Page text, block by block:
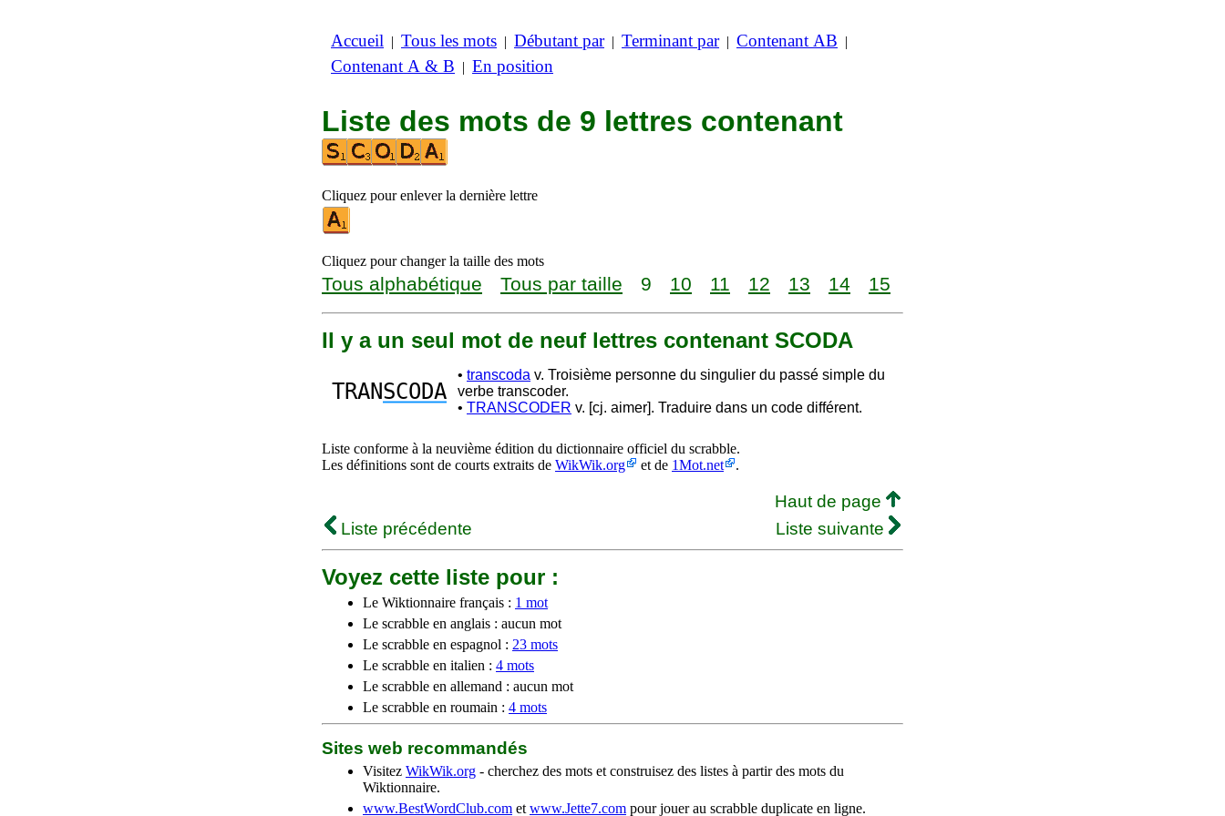
Accueil | Tous les mots | Débutant par| Terminant par| Contenant AB |
Contenant A & B | En position
Liste des mots de 9 lettres contenant
Cliquez pour enlever la dernière lettre
Cliquez pour changer la taille des mots
Tous alphabétique Tous par taille 9 10 11 12 13 14 15
Il y a un seul mot de neuf lettres contenant SCODA
TRANSCODA
• transcoda v. Troisième personne du singulier du passé simple du
verbe transcoder.
• TRANSCODER v. [cj. aimer]. Traduire dans un code différent.
Liste conforme à la neuvième édition du dictionnaire officiel du scrabble.
Les définitions sont de courts extraits de WikWik.org et de 1Mot.net .
Haut de page
Liste précédente
Liste suivante
Voyez cette liste pour :
Le Wiktionnaire français : 1 mot
Le scrabble en anglais : aucun mot
Le scrabble en espagnol : 23 mots
Le scrabble en italien : 4 mots
Le scrabble en allemand : aucun mot
Le scrabble en roumain : 4 mots
Sites web recommandés
Visitez WikWik.org - cherchez des mots et construisez des listes à partir des mots du
Wiktionnaire.
www.BestWordClub.com et www.Jette7.com pour jouer au scrabble duplicate en ligne.